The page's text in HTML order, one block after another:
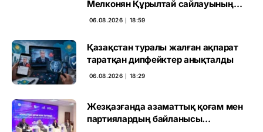
Мелконян Құрылтай сайлауының
маңызын бағалады
06.08.2026 ∣ 18:59
Қазақстан туралы жалған ақпарат
таратқан дипфейктер анықталды
06.08.2026 ∣ 18:29
Жезқазғанда азаматтық қоғам мен
партиялардың байланысы